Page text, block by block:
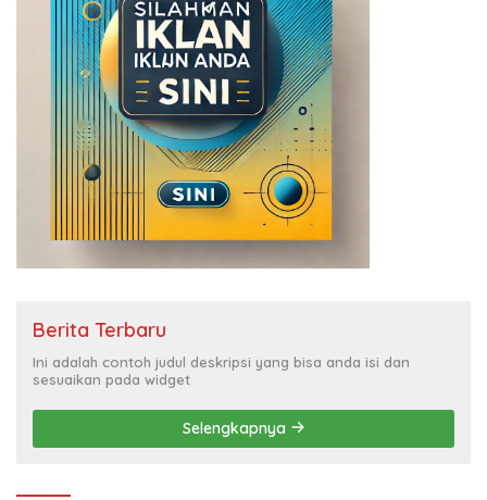
Berita Terbaru
Ini adalah contoh judul deskripsi yang bisa anda isi dan
sesuaikan pada widget
Selengkapnya